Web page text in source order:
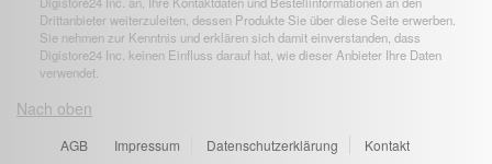
Drittanbieter weiterzuleiten, dessen Produkte Sie über diese Seite erwerben.
Sie nehmen zur Kenntnis und erklären sich damit einverstanden, dass
Digistore24 Inc. keinen Einfluss darauf hat, wie dieser Anbieter Ihre Daten
verwendet.
Nach oben
AGB Impressum Datenschutzerklärung Kontakt